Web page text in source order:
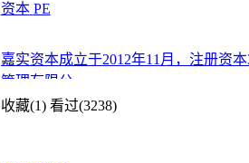
资本 PE
嘉实资本成立于2012年11月，注册资
管理有限公
收藏(1) 看过(3238)